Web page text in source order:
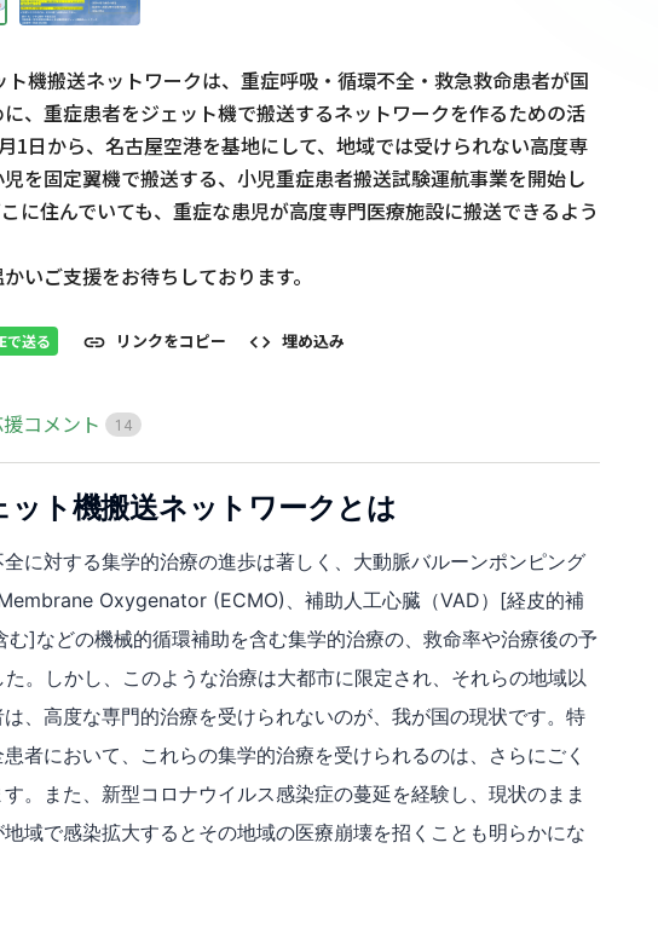
機搬送ネットワークは、重症呼吸・循環不全・救急救命患者が国
、重症患者をジェット機で搬送するネットワークを作るための活
1日から、名古屋空港を基地にして、地域では受けられない高度専
を固定翼機で搬送する、小児重症患者搬送試験運航事業を開始し
に住んでいても、重症な患児が高度専門医療施設に搬送できるよう
いご支援をお待ちしております。
で送る リンクをコピー 埋め込み
コメント 1 4
ット機搬送ネットワークとは
に対する集学的治療の進歩は著しく、大動脈バルーンポンピング
Oxygenator (ECMO)、補助人工心臓（VAD）[経皮的補
]などの機械的循環補助を含む集学的治療の、救命率や治療後の予
。しかし、このような治療は大都市に限定され、それらの地域以
、高度な専門的治療を受けられないのが、我が国の現状です。特
者において、これらの集学的治療を受けられるのは、さらにごく
。また、新型コロナウイルス感染症の蔓延を経験し、現状のまま
域で感染拡大するとその地域の医療崩壊を招くことも明らかにな